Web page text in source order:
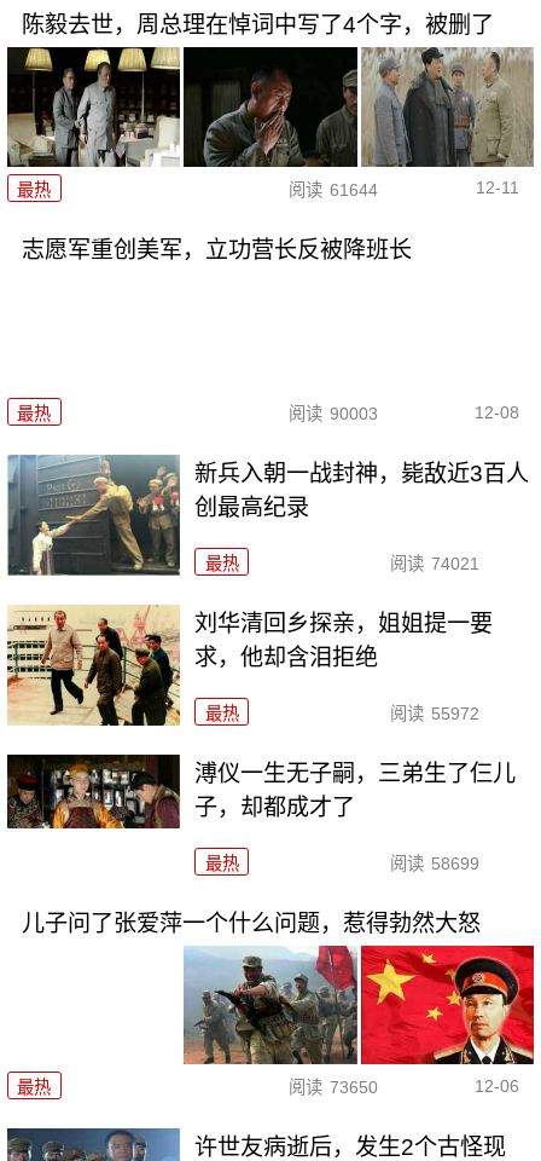
陈毅去世，周总理在悼词中写了4个字，被删了
最热 阅读 61644 12-11
志愿军重创美军，立功营长反被降班长
最热 阅读 90003 12-08
新兵入朝一战封神，毙敌近3百人
创最高纪录
最热 阅读 74021
刘华清回乡探亲，姐姐提一要
求，他却含泪拒绝
最热 阅读 55972
溥仪一生无子嗣，三弟生了仨儿
子，却都成才了
最热 阅读 58699
儿子问了张爱萍一个什么问题，惹得勃然大怒
最热 阅读 73650 12-06
许世友病逝后，发生2个古怪现